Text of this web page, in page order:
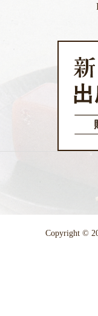
Copyright ©